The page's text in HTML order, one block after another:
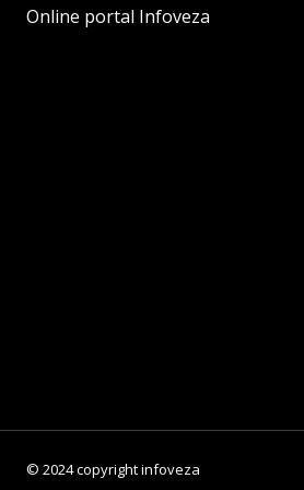
Online portal Infoveza
© 2024 copyright infoveza